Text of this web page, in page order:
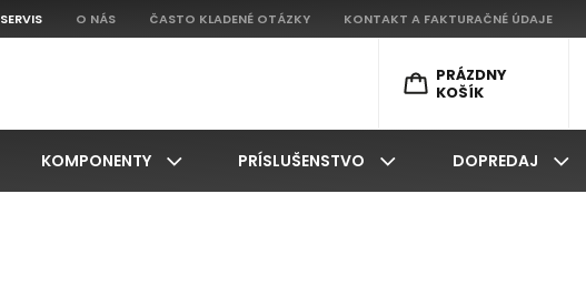
SERVIS O NÁS ČASTO KLADENÉ OTÁZKY KONTAKT A FAKTURAČNÉ ÚDAJE
PRÁZDNY
KOŠÍK
KOMPONENTY PRÍSLUŠENSTVO DOPREDAJ